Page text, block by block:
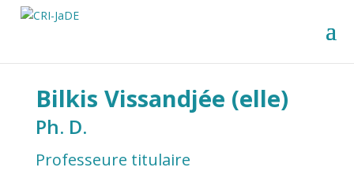
Bilkis Vissandjée (elle)
Ph. D.
Professeure titulaire